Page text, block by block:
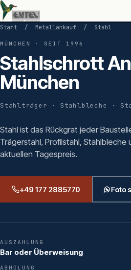
Start / Metallankauf / Stahl
MÜNCHEN · SEIT 1996
Stahlschrott
München
Stahlträger · Stahlbleche ·
Stahl ist das Rückgrat jeder
Trägerstahl, Profilstahl, Stahlbleche
aktuellen Tagespreis.
+49 177 2885770 Foto
AUSZAHLUNG
Bar oder Überweisung
ABHOLUNG